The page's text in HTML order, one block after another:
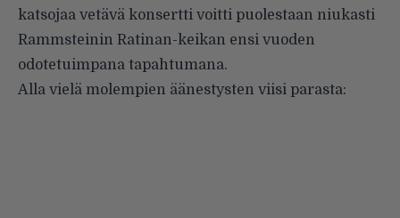
katsojaa vetävä konsertti voitti puolestaan niukasti
Rammsteinin Ratinan-keikan ensi vuoden
odotetuimpana tapahtumana.
Alla vielä molempien äänestysten viisi parasta: